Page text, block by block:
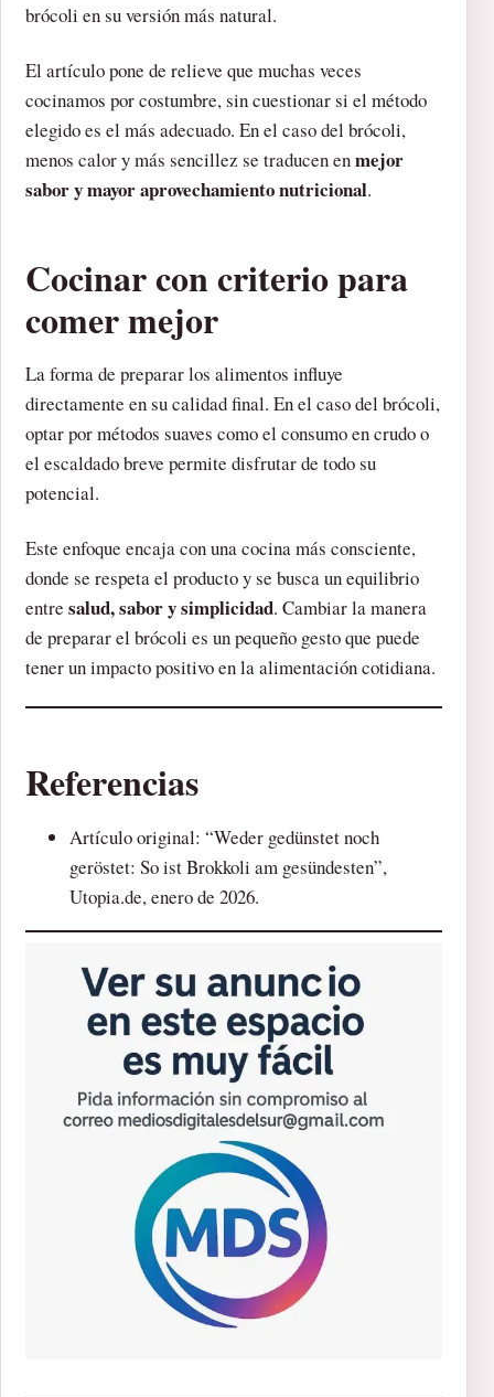
brócoli en su versión más natural.
El artículo pone de relieve que muchas veces
cocinamos por costumbre, sin cuestionar si el método
elegido es el más adecuado. En el caso del brócoli,
menos calor y más sencillez se traducen enmejor
sabor y mayor aprovechamiento nutricional.
Cocinar con criterio para
comer mejor
La forma de preparar los alimentos influye
directamente en su calidad final. En el caso del brócoli,
optar por métodos suaves como el consumo en crudo o
el escaldado breve permite disfrutar de todo su
potencial.
Este enfoque encaja con una cocina más consciente,
donde se respeta el producto y se busca un equilibrio
entre salud, sabor y simplicidad. Cambiar la manera
de preparar el brócoli es un pequeño gesto que puede
tener un impacto positivo en la alimentación cotidiana.
Referencias
Artículo original: “Weder gedünstet noch
geröstet: So ist Brokkoli am gesündesten”,
Utopia.de, enero de 2026.